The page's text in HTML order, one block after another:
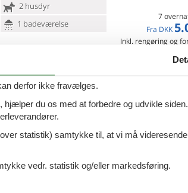
2 husdyr
1 badeværelse
7
Fra DKK
Inkl. rengøring og
Mere
Di Sopra
1 badeværelse
Tilføj til
Fra DKK
derfor ikke fravælges.
du os med at forbedre og udvikle
statistik) samtykke til, at vi må
vedr. statistik og/eller markedsføring.